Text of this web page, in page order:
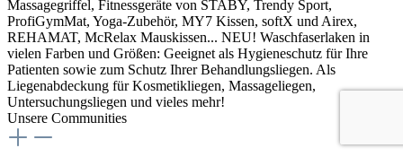
Massagegriffel, Fitnessgeräte von STABY, Trendy Sport,
ProfiGymMat, Yoga-Zubehör, MY7 Kissen, softX und Airex,
REHAMAT, McRelax Mauskissen... NEU! Waschfaserlaken in
vielen Farben und Größen: Geeignet als Hygieneschutz für Ihre
Patienten sowie zum Schutz Ihrer Behandlungsliegen. Als
Liegenabdeckung für Kosmetikliegen, Massageliegen,
Untersuchungsliegen und vieles mehr!
Unsere Communities